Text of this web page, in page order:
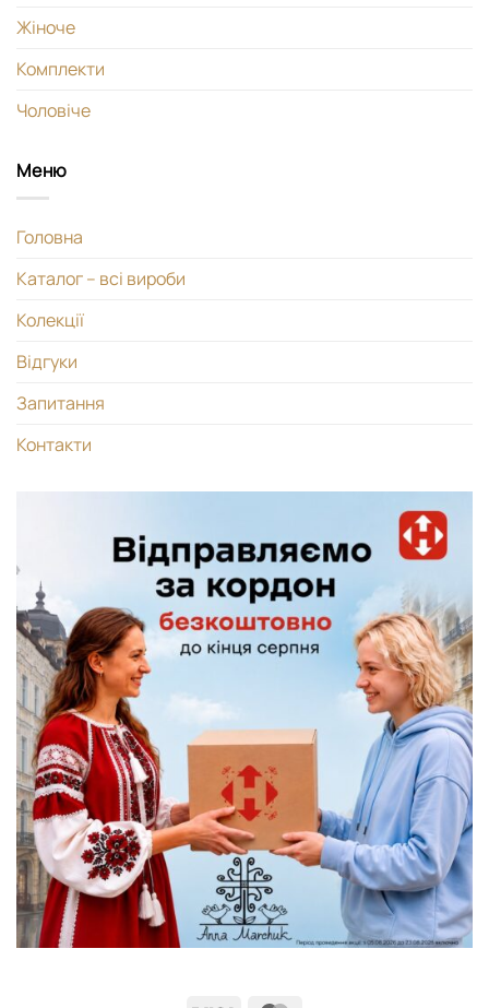
Жіноче
Комплекти
Чоловіче
Меню
Головна
Каталог – всі вироби
Колекції
Відгуки
Запитання
Контакти